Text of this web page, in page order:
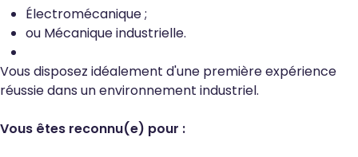
Électromécanique ;
ou Mécanique industrielle.
Vous disposez idéalement d'une première expérience
réussie dans un environnement industriel.
Vous êtes reconnu(e) pour :